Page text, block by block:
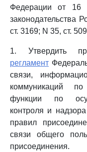
Федерации от
законодательства
ст. 3169; N 35, ст.
1. Утвердить
регламент
связи,
коммуникаций по
функции по
контроля и
правил
связи общего
присоединения.